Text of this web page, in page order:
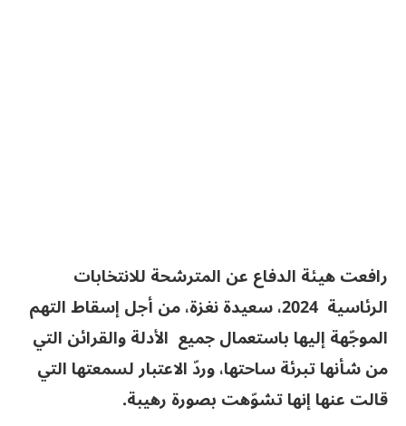
رافعت هيئة الدفاع عن المترشحة للانتخابات
الرئاسية 2024، سعيدة نغزة، من أجل إسقاط التهم
الموجّهة إليها باستعمال جميع الأدلة والقرائن التي
من شأنها تبرئة ساحتها، وردّ الاعتبار لسمعتها التي
قالت عنها إنها تشوّهت بصورة رهيبة.